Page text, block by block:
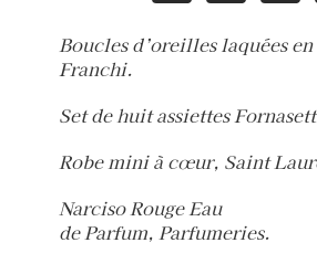
Boucles d’oreilles laquées
Franchi.
Set de huit assiettes
Robe mini à cœur, Saint
Narciso Rouge Eau
de Parfum, Parfumeries.